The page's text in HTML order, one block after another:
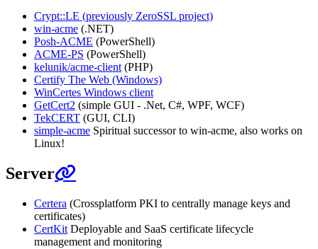
Crypt::LE (previously ZeroSSL project)
win-acme (.NET)
Posh-ACME (PowerShell)
ACME-PS (PowerShell)
kelunik/acme-client(PHP)
Certify The Web (Windows)
WinCertes Windows client
GetCert2 (simple GUI - .Net, C#, WPF, WCF)
TekCERT (GUI, CLI)
simple-acme Spiritual successor to win-acme, also works on
Linux!
Server
Certera (Crossplatform PKI to centrally manage keys and
certificates)
CertKit Deployable and SaaS certificate lifecycle
management and monitoring